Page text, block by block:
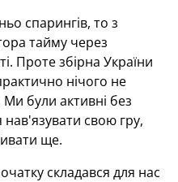
спарингів, то з
тайму через
Проте збірна України
нічого не
були активні без
свою гру,
ще.
складався для нас